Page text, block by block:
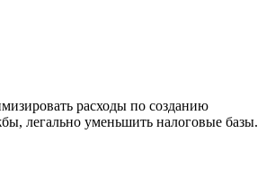
расходы по созданию
легально уменьшить налоговые базы.